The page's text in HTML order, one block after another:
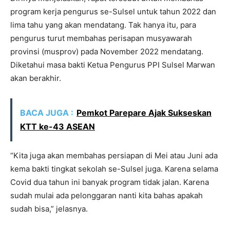
program kerja pengurus se-Sulsel untuk tahun 2022 dan
lima tahu yang akan mendatang. Tak hanya itu, para
pengurus turut membahas perisapan musyawarah
provinsi (musprov) pada November 2022 mendatang.
Diketahui masa bakti Ketua Pengurus PPI Sulsel Marwan
akan berakhir.
BACA JUGA : Pemkot Parepare Ajak Sukseskan
KTT ke-43 ASEAN
“Kita juga akan membahas persiapan di Mei atau Juni ada
kema bakti tingkat sekolah se-Sulsel juga. Karena selama
Covid dua tahun ini banyak program tidak jalan. Karena
sudah mulai ada pelonggaran nanti kita bahas apakah
sudah bisa,” jelasnya.